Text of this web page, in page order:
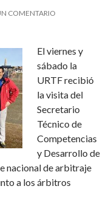
COMENTARIO
El viernes y
sábado la
URTF recibió
la visita del
Secretario
Técnico de
Competencias
y Desarrollo de
nacional de arbitraje
a los árbitros
Ushuaia